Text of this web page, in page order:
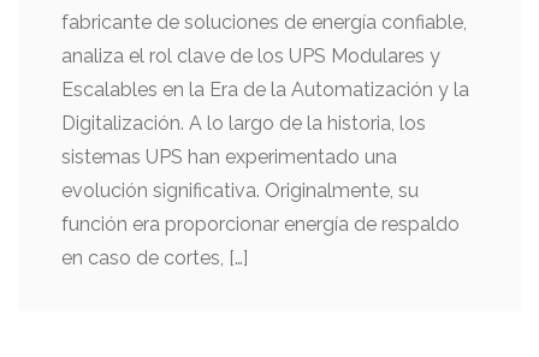
fabricante de soluciones de energía confiable,
analiza el rol clave de los UPS Modulares y
Escalables en la Era de la Automatización y la
Digitalización. A lo largo de la historia, los
sistemas UPS han experimentado una
evolución significativa. Originalmente, su
función era proporcionar energía de respaldo
en caso de cortes, […]